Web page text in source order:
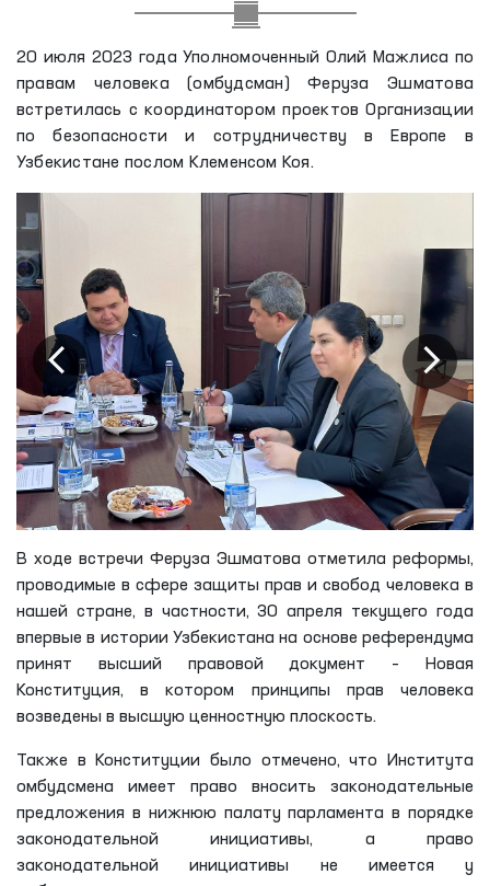
20 июля 2023 года Уполномоченный Олий Мажлиса по
правам человека (омбудсман) Феруза Эшматова
встретилась с координатором проектов Организации
по безопасности и сотрудничеству в Европе в
Узбекистане послом Клеменсом Коя.
В ходе встречи Феруза Эшматова отметила реформы,
проводимые в сфере защиты прав и свобод человека в
нашей стране, в частности, 30 апреля текущего года
впервые в истории Узбекистана на основе референдума
принят высший правовой документ – Новая
Конституция, в котором принципы прав человека
возведены в высшую ценностную плоскость.
Также в Конституции было отмечено, что Института
омбудсмена имеет право вносить законодательные
предложения в нижнюю палату парламента в порядке
законодательной инициативы, а право
законодательной инициативы не имеется у